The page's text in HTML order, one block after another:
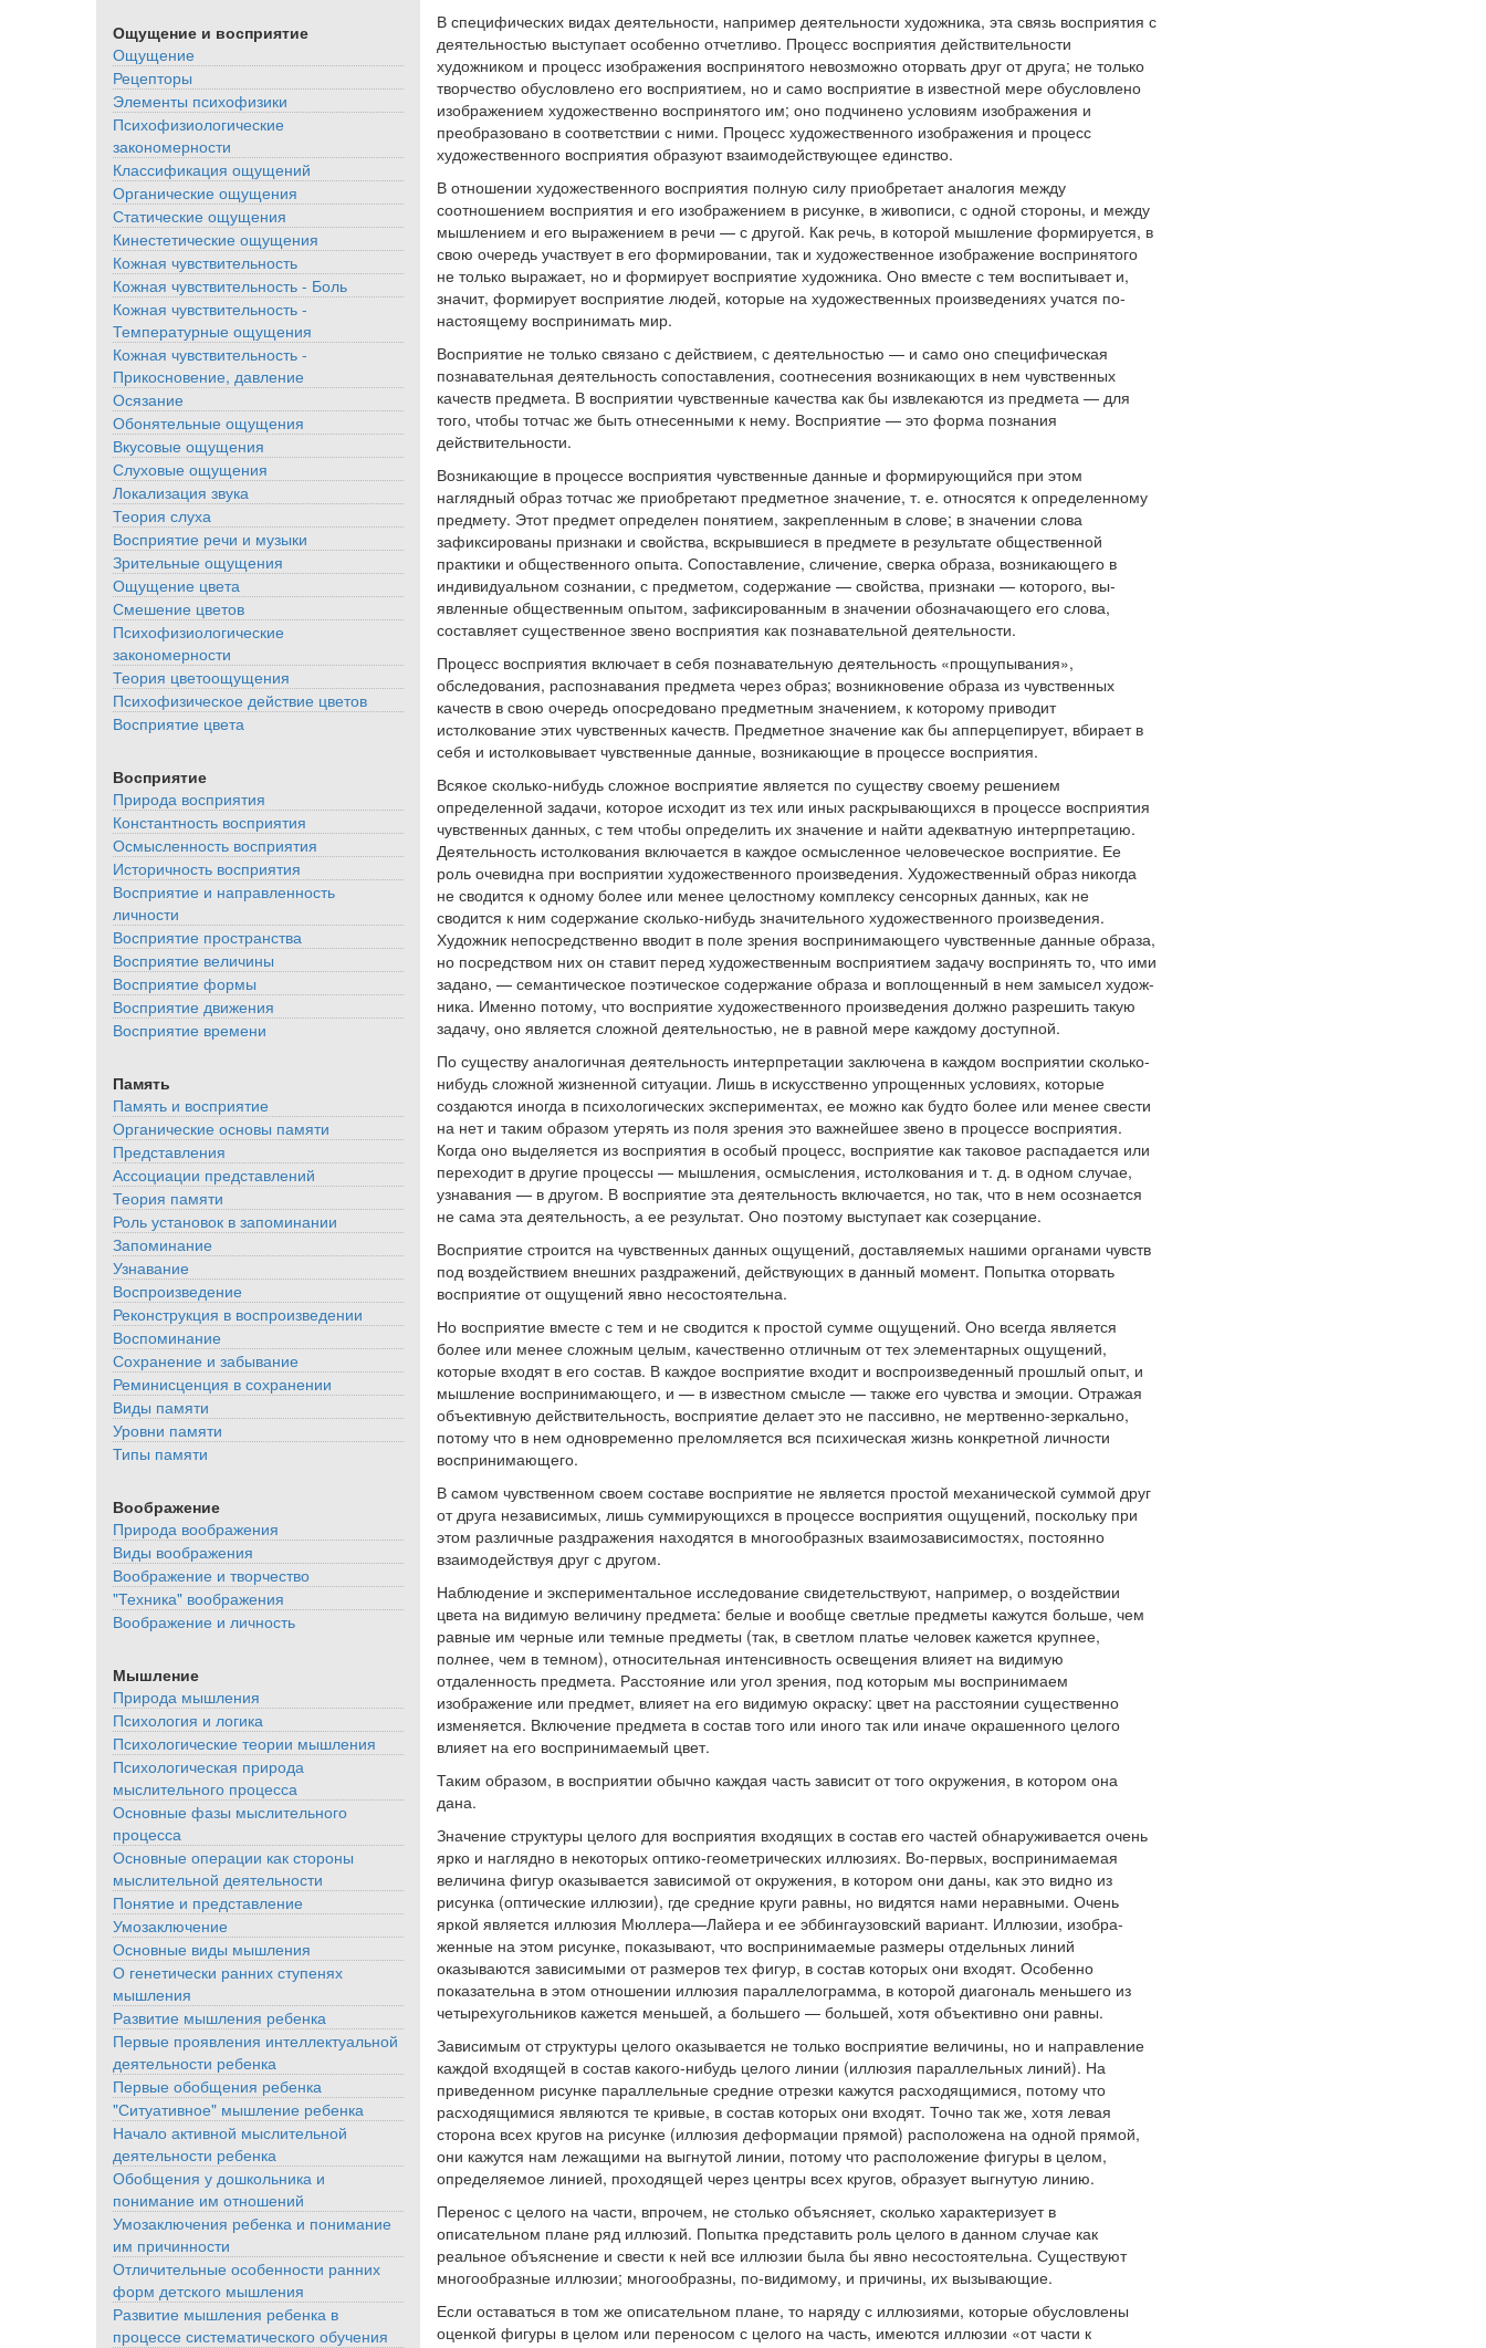
Ощущение и восприятие
Ощущение
Рецепторы
Элементы психофизики
Психофизиологические
закономерности
Классификация ощущений
Органические ощущения
Статические ощущения
Кинестетические ощущения
Кожная чувствительность
Кожная чувствительность - Боль
Кожная чувствительность -
Температурные ощущения
Кожная чувствительность -
Прикосновение, давление
Осязание
Обонятельные ощущения
Вкусовые ощущения
Слуховые ощущения
Локализация звука
Теория слуха
Восприятие речи и музыки
Зрительные ощущения
Ощущение цвета
Смешение цветов
Психофизиологические
закономерности
Теория цветоощущения
Психофизическое действие цветов
Восприятие цвета
Восприятие
Природа восприятия
Константность восприятия
Осмысленность восприятия
Историчность восприятия
Восприятие и направленность
личности
Восприятие пространства
Восприятие величины
Восприятие формы
Восприятие движения
Восприятие времени
Память
Память и восприятие
Органические основы памяти
Представления
Ассоциации представлений
Теория памяти
Роль установок в запоминании
Запоминание
Узнавание
Воспроизведение
Реконструкция в воспроизведении
Воспоминание
Сохранение и забывание
Реминисценция в сохранении
Виды памяти
Уровни памяти
Типы памяти
Воображение
Природа воображения
Виды воображения
Воображение и творчество
"Техника" воображения
Воображение и личность
Мышление
Природа мышления
Психология и логика
Психологические теории мышления
Психологическая природа
мыслительного процесса
Основные фазы мыслительного
процесса
Основные операции как стороны
мыслительной деятельности
Понятие и представление
Умозаключение
Основные виды мышления
О генетически ранних ступенях
мышления
Развитие мышления ребенка
Первые проявления интеллектуальной
деятельности ребенка
Первые обобщения ребенка
"Ситуативное" мышление ребенка
Начало активной мыслительной
деятельности ребенка
Обобщения у дошкольника и
понимание им отношений
Умозаключения ребенка и понимание
им причинности
Отличительные особенности ранних
форм детского мышления
Развитие мышления ребенка в
процессе систематического обучения
В специфических видах деятельности, например деятельности художника, эта связь восприятия с
деятельностью выступает особенно отчетливо. Процесс восприятия действительности
художником и процесс изображения воспринятого невозможно оторвать друг от друга; не только
творчество обусловлено его восприятием, но и само восприятие в известной мере обусловлено
изображением художественно воспринятого им; оно подчинено условиям изображения и
преобразовано в соответствии с ними. Процесс художественного изображения и процесс
художественного восприятия образуют взаимодействующее единство.
В отношении художественного восприятия полную силу приобретает аналогия между
соотношением восприятия и его изображением в рисунке, в живописи, с одной стороны, и между
мышлением и его выражением в речи — с другой. Как речь, в которой мышление формируется, в
свою очередь участвует в его формировании, так и художественное изображение воспринятого
не только выражает, но и формирует восприятие художника. Оно вместе с тем воспитывает и,
значит, формирует восприятие людей, которые на художественных произведениях учатся по-
настоящему воспринимать мир.
Восприятие не только связано с действием, с деятельностью — и само оно специфическая
познавательная деятельность сопоставления, соотнесения возникающих в нем чувственных
качеств предмета. В восприятии чувственные качества как бы извлекаются из предмета — для
того, чтобы тотчас же быть отнесенными к нему. Восприятие — это форма познания
действительности.
Возникающие в процессе восприятия чувственные данные и формирующийся при этом
наглядный образ тотчас же приобретают предметное значение, т. е. относятся к определенному
предмету. Этот предмет определен понятием, закрепленным в слове; в значении слова
зафиксированы признаки и свойства, вскрывшиеся в предмете в результате общественной
практики и общественного опыта. Сопоставление, сличение, сверка образа, возникающего в
индивидуальном сознании, с предметом, содержание — свойства, признаки — которого, вы-
явленные общественным опытом, зафиксированным в значении обозначающего его слова,
составляет существенное звено восприятия как познавательной деятельности.
Процесс восприятия включает в себя познавательную деятельность «прощупывания»,
обследования, распознавания предмета через образ; возникновение образа из чувственных
качеств в свою очередь опосредовано предметным значением, к которому приводит
истолкование этих чувственных качеств. Предметное значение как бы апперцепирует, вбирает в
себя и истолковывает чувственные данные, возникающие в процессе восприятия.
Всякое сколько-нибудь сложное восприятие является по существу своему решением
определенной задачи, которое исходит из тех или иных раскрывающихся в процессе восприятия
чувственных данных, с тем чтобы определить их значение и найти адекватную интерпретацию.
Деятельность истолкования включается в каждое осмысленное человеческое восприятие. Ее
роль очевидна при восприятии художественного произведения. Художественный образ никогда
не сводится к одному более или менее целостному комплексу сенсорных данных, как не
сводится к ним содержание сколько-нибудь значительного художественного произведения.
Художник непосредственно вводит в поле зрения воспринимающего чувственные данные образа,
но посредством них он ставит перед художественным восприятием задачу воспринять то, что ими
задано, — семантическое поэтическое содержание образа и воплощенный в нем замысел худож-
ника. Именно потому, что восприятие художественного произведения должно разрешить такую
задачу, оно является сложной деятельностью, не в равной мере каждому доступной.
По существу аналогичная деятельность интерпретации заключена в каждом восприятии сколько-
нибудь сложной жизненной ситуации. Лишь в искусственно упрощенных условиях, которые
создаются иногда в психологических экспериментах, ее можно как будто более или менее свести
на нет и таким образом утерять из поля зрения это важнейшее звено в процессе восприятия.
Когда оно выделяется из восприятия в особый процесс, восприятие как таковое распадается или
переходит в другие процессы — мышления, осмысления, истолкования и т. д. в одном случае,
узнавания — в другом. В восприятие эта деятельность включается, но так, что в нем осознается
не сама эта деятельность, а ее результат. Оно поэтому выступает как созерцание.
Восприятие строится на чувственных данных ощущений, доставляемых нашими органами чувств
под воздействием внешних раздражений, действующих в данный момент. Попытка оторвать
восприятие от ощущений явно несостоятельна.
Но восприятие вместе с тем и не сводится к простой сумме ощущений. Оно всегда является
более или менее сложным целым, качественно отличным от тех элементарных ощущений,
которые входят в его состав. В каждое восприятие входит и воспроизведенный прошлый опыт, и
мышление воспринимающего, и — в известном смысле — также его чувства и эмоции. Отражая
объективную действительность, восприятие делает это не пассивно, не мертвенно-зеркально,
потому что в нем одновременно преломляется вся психическая жизнь конкретной личности
воспринимающего.
В самом чувственном своем составе восприятие не является простой механической суммой друг
от друга независимых, лишь суммирующихся в процессе восприятия ощущений, поскольку при
этом различные раздражения находятся в многообразных взаимозависимостях, постоянно
взаимодействуя друг с другом.
Наблюдение и экспериментальное исследование свидетельствуют, например, о воздействии
цвета на видимую величину предмета: белые и вообще светлые предметы кажутся больше, чем
равные им черные или темные предметы (так, в светлом платье человек кажется крупнее,
полнее, чем в темном), относительная интенсивность освещения влияет на видимую
отдаленность предмета. Расстояние или угол зрения, под которым мы воспринимаем
изображение или предмет, влияет на его видимую окраску: цвет на расстоянии существенно
изменяется. Включение предмета в состав того или иного так или иначе окрашенного целого
влияет на его воспринимаемый цвет.
Таким образом, в восприятии обычно каждая часть зависит от того окружения, в котором она
дана.
Значение структуры целого для восприятия входящих в состав его частей обнаруживается очень
ярко и наглядно в некоторых оптико-геометрических иллюзиях. Во-первых, воспринимаемая
величина фигур оказывается зависимой от окружения, в котором они даны, как это видно из
рисунка (оптические иллюзии), где средние круги равны, но видятся нами неравными. Очень
яркой является иллюзия Мюллера—Лайера и ее эббингаузовский вариант. Иллюзии, изобра-
женные на этом рисунке, показывают, что воспринимаемые размеры отдельных линий
оказываются зависимыми от размеров тех фигур, в состав которых они входят. Особенно
показательна в этом отношении иллюзия параллелограмма, в которой диагональ меньшего из
четырехугольников кажется меньшей, а большего — большей, хотя объективно они равны.
Зависимым от структуры целого оказывается не только восприятие величины, но и направление
каждой входящей в состав какого-нибудь целого линии (иллюзия параллельных линий). На
приведенном рисунке параллельные средние отрезки кажутся расходящимися, потому что
расходящимися являются те кривые, в состав которых они входят. Точно так же, хотя левая
сторона всех кругов на рисунке (иллюзия деформации прямой) расположена на одной прямой,
они кажутся нам лежащими на выгнутой линии, потому что расположение фигуры в целом,
определяемое линией, проходящей через центры всех кругов, образует выгнутую линию.
Перенос с целого на части, впрочем, не столько объясняет, сколько характеризует в
описательном плане ряд иллюзий. Попытка представить роль целого в данном случае как
реальное объяснение и свести к ней все иллюзии была бы явно несостоятельна. Существуют
многообразные иллюзии; многообразны, по-видимому, и причины, их вызывающие.
Если оставаться в том же описательном плане, то наряду с иллюзиями, которые обусловлены
оценкой фигуры в целом или переносом с целого на часть, имеются иллюзии «от части к